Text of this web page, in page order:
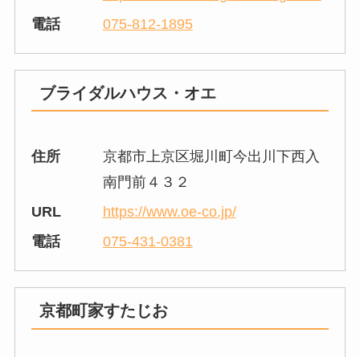
電話
075-812-1895
ブライダルハウス・オエ
住所
京都市上京区堀川町今出川下西入
南門前４３２
URL
https://www.oe-co.jp/
電話
075-431-0381
京都町家すたじお